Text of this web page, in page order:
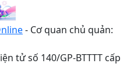
- Cơ quan chủ quản:
tử số 140/GP-BTTTT cấp